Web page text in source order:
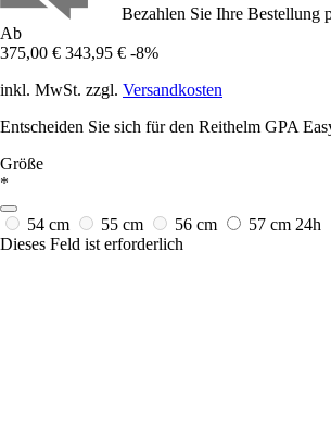
Bezahlen Sie Ihre Bestellung
Ab
375,00 € 343,95 € -8%
inkl. MwSt. zzgl. Versandkosten
Entscheiden Sie sich für den Reithelm GPA
Größe
*
54 cm 55 cm 56 cm 57 cm 24h
Dieses Feld ist erforderlich